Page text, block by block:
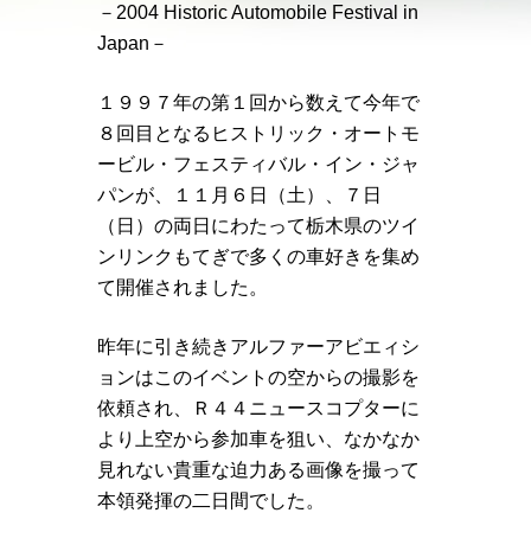
－2004 Historic Automobile Festival in
Japan－
１９９７年の第１回から数えて今年で
８回目となるヒストリック・オートモ
ービル・フェスティバル・イン・ジャ
パンが、１１月６日（土）、７日
（日）の両日にわたって栃木県のツイ
ンリンクもてぎで多くの車好きを集め
て開催されました。
昨年に引き続きアルファーアビエィシ
ョンはこのイベントの空からの撮影を
依頼され、Ｒ４４ニュースコプターに
より上空から参加車を狙い、なかなか
見れない貴重な迫力ある画像を撮って
本領発揮の二日間でした。